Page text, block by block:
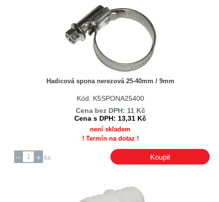
Hadicová spona nerezová 25-40mm / 9mm
Kód: K5SPONA25400
Cena bez DPH: 11 Kč
Cena s DPH: 13,31 Kč
není skladem
! Termín na dotaz !
ks Koupit